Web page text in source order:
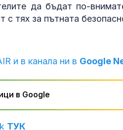
да бъдат по-
с тях за пътната
и в канала ни в Google
в Google
ТУК